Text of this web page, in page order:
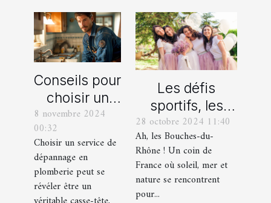
Conseils pour
choisir un
bon service
dépannage
en plomberie
8 novembre 2024
00:32
Choisir un service de
dépannage en
plomberie peut se
révéler être un
Les défis
sportifs, les
incontournables
de toute
organisation
d’EVG et EVJF
28 octobre 2024 11:40
Ah, les Bouches-du-
Rhône ! Un coin de
France où soleil, mer et
nature se rencontrent
pour...